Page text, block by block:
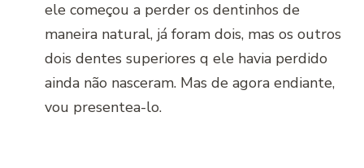
ele começou a perder os dentinhos de
maneira natural, já foram dois, mas os outros
dois dentes superiores q ele havia perdido
ainda não nasceram. Mas de agora endiante,
vou presentea-lo.